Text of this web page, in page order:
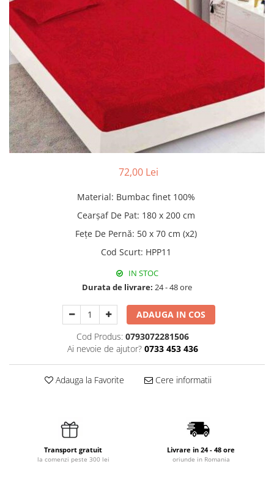
Pilote cu blăniță
72,00 Lei
Material: Bumbac finet 100%
Cearșaf De Pat: 180 x 200 cm
Fețe De Pernă: 50 x 70 cm (x2)
Cod Scurt: HPP11
IN STOC
Durata de livrare: 24 - 48 ore
ADAUGA IN COS
Cod Produs: 0793072281506
Ai nevoie de ajutor? 0733 453 436
Adauga la Favorite Cere informatii
Transport gratuit
la comenzi peste 300 lei
Livrare in 24 - 48 ore
oriunde in Romania